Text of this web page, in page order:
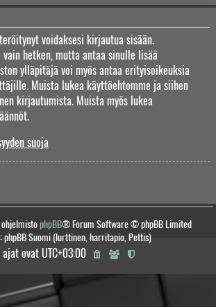
voidaksesi kirjautua sisään.
hetken, mutta antaa sinulle lisää
ylläpitäjä voi myös antaa erityisoikeuksia
Muista lukea käyttöehtomme ja siihen
kirjautumista. Muista myös lukea
suoja
ohjelmistophpBB® Forum Software © phpBB Limited
phpBB Suomi (lurttinen, harritapio, Pettis)
ajat ovat UTC+03:00